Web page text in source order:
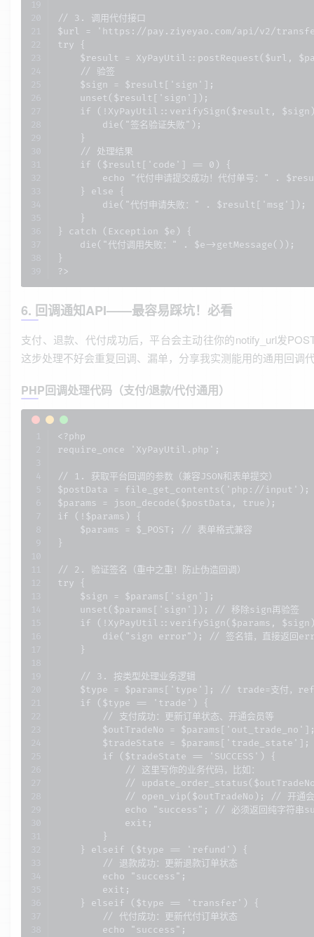
// 3. 调用代付接口
$url = 'https://pay.ziyeyao.com/api/v2/
try {
$result = XyPayUtil::postRequest($url,
    // 验签
    $sign = $result['sign'];
    unset($result['sign']);
if (!XyPayUtil::verifySign($result,
        die("签名验证失败");
    }
    // 处理结果
    if ($result['code'] == 0) {
echo "代付申请提交成功！代付单号：" .
    } else {
        die("代付申请失败：" . $result['msg']);
    }
} catch (Exception $e) {
    die("代付调用失败：" . $e->getMessage());
}
?>
6. 回调通知API——最容易踩坑！必看
支付、退款、代付成功后，平台会主动往你的notify_url发
这步处理不好会重复回调、漏单，分享我实测能用的通用回调
PHP回调处理代码（支付/退款/代付通用）
<?php
require_once 'XyPayUtil.php';
// 1. 获取平台回调的参数（兼容JSON和表单提交）
$postData = file_get_contents('php://input');
$params = json_decode($postData, true);
if (!$params) {
    $params = $_POST; // 表单格式兼容
}
// 2. 验证签名（重中之重！防止伪造回调）
try {
    $sign = $params['sign'];
    unset($params['sign']); // 移除sign再验签
if (!XyPayUtil::verifySign($params,
die("sign error"); // 签名错，直接返回
    }
    // 3. 按类型处理业务逻辑
$type = $params['type']; // trade=支付，
    if ($type == 'trade') {
        // 支付成功：更新订单状态、开通会员等
$outTradeNo = $params['out_trade_no'];
        $tradeState = $params['trade_state'];
        if ($tradeState == 'SUCCESS') {
            // 这里写你的业务代码，比如：
//
// open_vip($outTradeNo); // 开通
echo "success"; // 必须返回纯字符串
            exit;
        }
    } elseif ($type == 'refund') {
        // 退款成功：更新退款订单状态
        echo "success";
        exit;
    } elseif ($type == 'transfer') {
        // 代付成功：更新代付订单状态
        echo "success";